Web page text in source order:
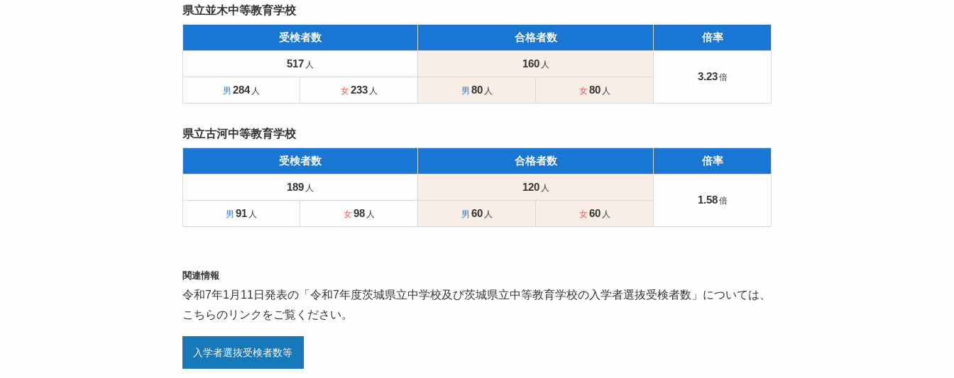
県立並木中等教育学校
受検者数 合格者数 倍率
517
160
3.23
284
233 80 80
県立古河中等教育学校
受検者数 合格者数 倍率
189
120
1.58
91
98 60 60
関連情報
令和7年1月11日発表の「令和7年度茨城県立中学校及び茨城県立中等教育学校の入学者選抜受検者数」については、
こちらのリンクをご覧ください。
入学者選抜受検者数等